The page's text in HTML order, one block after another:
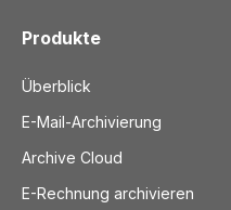
Produkte
Überblick
E-Mail-Archivierung
Archive Cloud
E-Rechnung archivieren